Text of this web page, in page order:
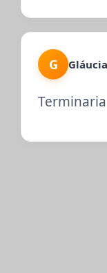
G Gláucia
Terminaria